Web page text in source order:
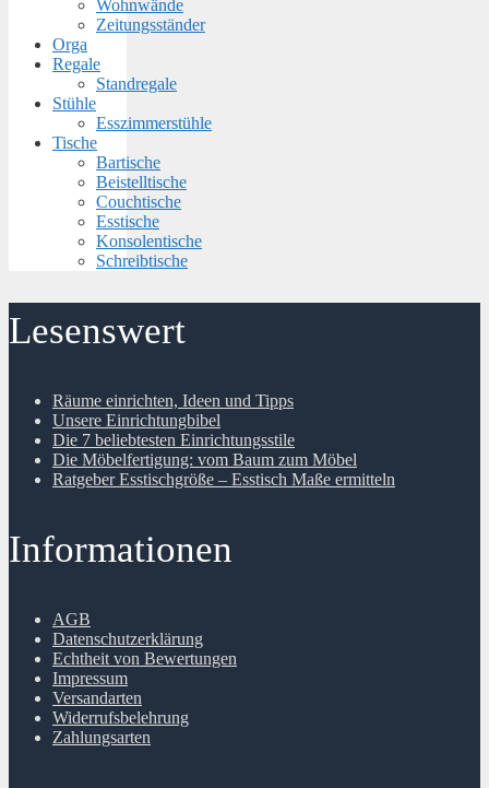
Wohnwände
Zeitungsständer
Orga
Regale
Standregale
Stühle
Esszimmerstühle
Tische
Bartische
Beistelltische
Couchtische
Esstische
Konsolentische
Schreibtische
Lesenswert
Räume einrichten, Ideen und Tipps
Unsere Einrichtungbibel
Die 7 beliebtesten Einrichtungsstile
Die Möbelfertigung: vom Baum zum Möbel
Ratgeber Esstischgröße – Esstisch Maße ermitteln
Informationen
AGB
Datenschutzerklärung
Echtheit von Bewertungen
Impressum
Versandarten
Widerrufsbelehrung
Zahlungsarten